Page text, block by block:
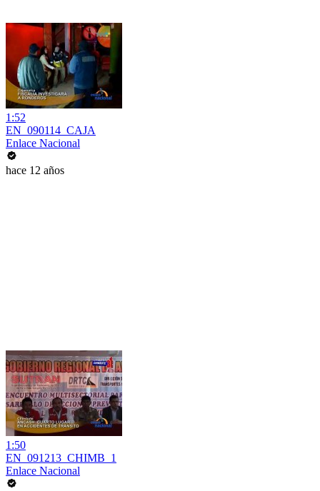
1:52
EN_090114_CAJA
Enlace Nacional
hace 12 años
1:50
EN_091213_CHIMB_1
Enlace Nacional